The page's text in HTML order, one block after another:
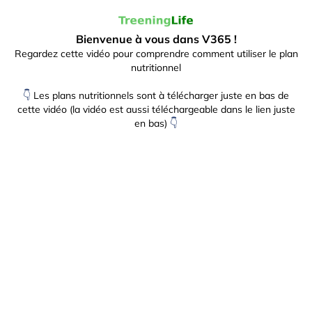
Bienvenue à vous dans V365 !
Regardez cette vidéo pour comprendre comment utiliser le plan
nutritionnel
👇 Les plans nutritionnels sont à télécharger juste en bas de
cette vidéo (la vidéo est aussi téléchargeable dans le lien juste
en bas) 👇